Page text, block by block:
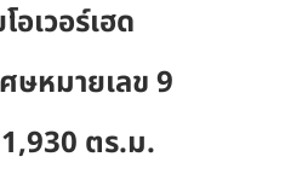
อเวอร์เฮด
ษหมายเลข 9
ตร.ม.